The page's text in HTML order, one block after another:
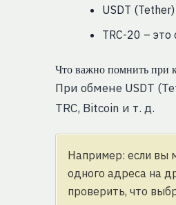
USDT
TRC-20 – это
Что важно помнить при
При обмене USDT
TRC, Bitcoin и т. д.
Например: если вы
одного адреса на
проверить, что